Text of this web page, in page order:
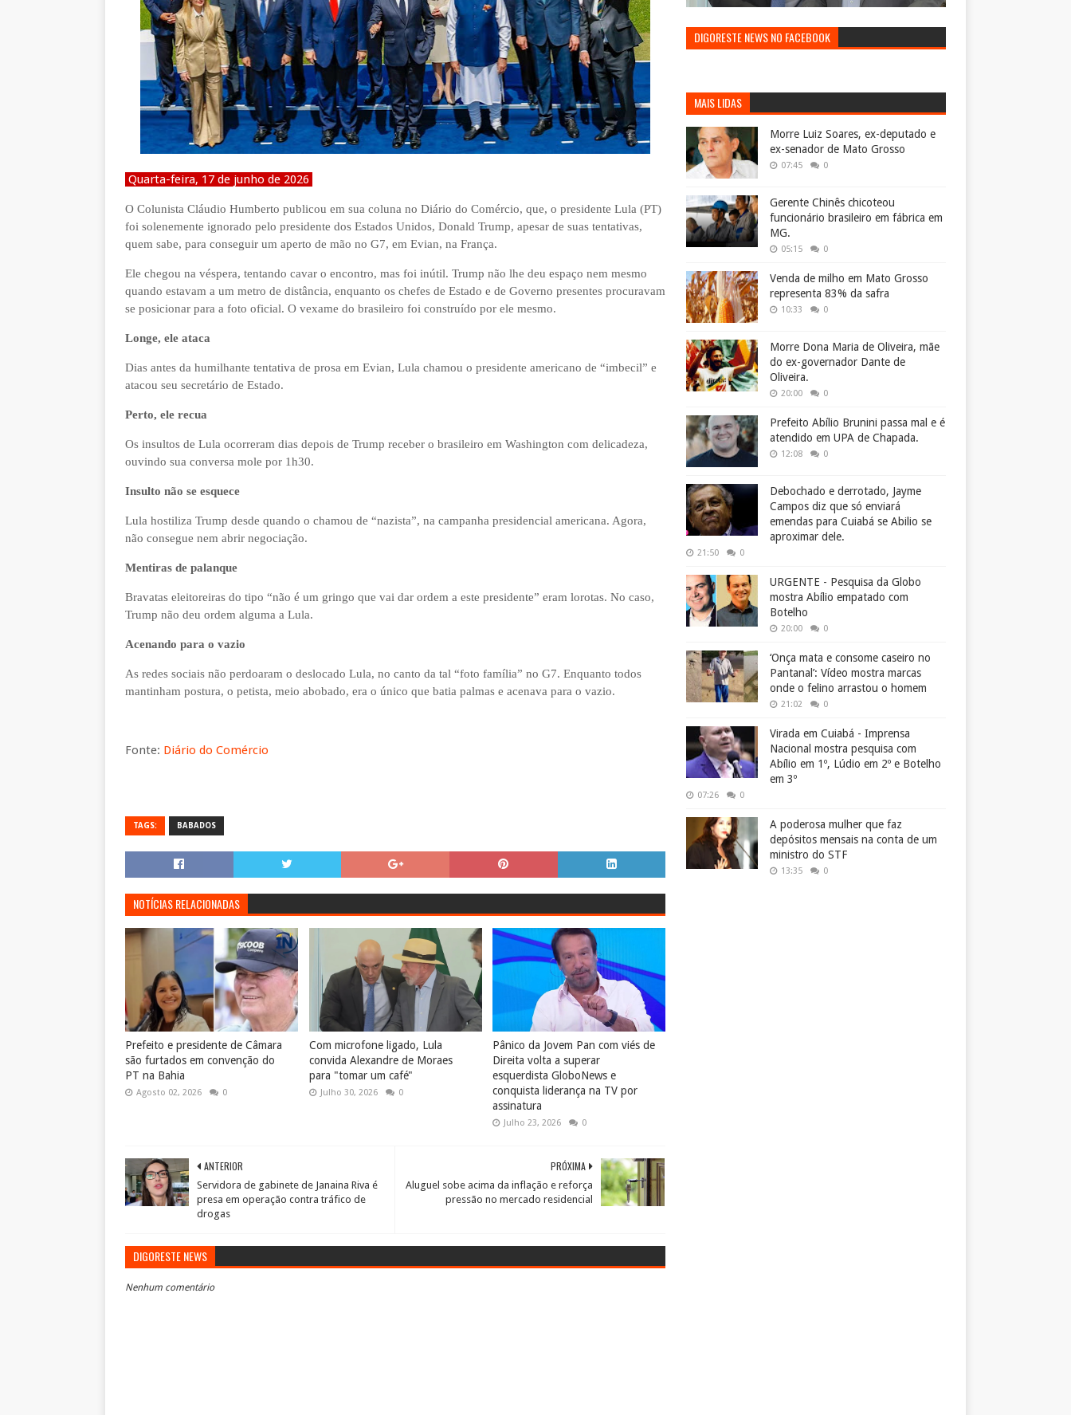
Quarta-feira, 17 de junho de 2026
O Colunista Cláudio Humberto publicou em sua coluna no Diário do Comércio, que, o presidente Lula (PT)
foi solenemente ignorado pelo presidente dos Estados Unidos, Donald Trump, apesar de suas tentativas,
quem sabe, para conseguir um aperto de mão no G7, em Evian, na França.
Ele chegou na véspera, tentando cavar o encontro, mas foi inútil. Trump não lhe deu espaço nem mesmo
quando estavam a um metro de distância, enquanto os chefes de Estado e de Governo presentes procuravam
se posicionar para a foto oficial. O vexame do brasileiro foi construído por ele mesmo.
Longe, ele ataca
Dias antes da humilhante tentativa de prosa em Evian, Lula chamou o presidente americano de “imbecil” e
atacou seu secretário de Estado.
Perto, ele recua
Os insultos de Lula ocorreram dias depois de Trump receber o brasileiro em Washington com delicadeza,
ouvindo sua conversa mole por 1h30.
Insulto não se esquece
Lula hostiliza Trump desde quando o chamou de “nazista”, na campanha presidencial americana. Agora,
não consegue nem abrir negociação.
Mentiras de palanque
Bravatas eleitoreiras do tipo “não é um gringo que vai dar ordem a este presidente” eram lorotas. No caso,
Trump não deu ordem alguma a Lula.
Acenando para o vazio
As redes sociais não perdoaram o deslocado Lula, no canto da tal “foto família” no G7. Enquanto todos
mantinham postura, o petista, meio abobado, era o único que batia palmas e acenava para o vazio.
Fonte: Diário do Comércio
TAGS: BABADOS
NOTÍCIAS RELACIONADAS
Prefeito e presidente de Câmara
são furtados em convenção do
PT na Bahia
Agosto 02, 2026 0
Com microfone ligado, Lula
convida Alexandre de Moraes
para "tomar um café"
Julho 30, 2026 0
Pânico da Jovem Pan com viés de
Direita volta a superar
esquerdista GloboNews e
conquista liderança na TV por
assinatura
Julho 23, 2026 0
PRÓXIMA
Aluguel sobe acima da inflação e reforça
pressão no mercado residencial
ANTERIOR
Servidora de gabinete de Janaina Riva é
presa em operação contra tráfico de
drogas
DIGORESTE NEWS
Nenhum comentário
DIGORESTE NEWS NO FACEBOOK
MAIS LIDAS
Morre Luiz Soares, ex-deputado e
ex-senador de Mato Grosso
07:45 0
Gerente Chinês chicoteou
funcionário brasileiro em fábrica em
MG.
05:15 0
Venda de milho em Mato Grosso
representa 83% da safra
10:33 0
Morre Dona Maria de Oliveira, mãe
do ex-governador Dante de
Oliveira.
20:00 0
Prefeito Abílio Brunini passa mal e é
atendido em UPA de Chapada.
12:08 0
Debochado e derrotado, Jayme
Campos diz que só enviará
emendas para Cuiabá se Abilio se
aproximar dele.
21:50 0
URGENTE - Pesquisa da Globo
mostra Abílio empatado com
Botelho
20:00 0
‘Onça mata e consome caseiro no
Pantanal’: Vídeo mostra marcas
onde o felino arrastou o homem
21:02 0
Virada em Cuiabá - Imprensa
Nacional mostra pesquisa com
Abílio em 1º, Lúdio em 2º e Botelho
em 3º
07:26 0
A poderosa mulher que faz
depósitos mensais na conta de um
ministro do STF
13:35 0